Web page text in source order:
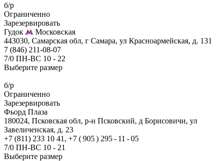
б/р
Ограниченно
Зарезервировать
Гудок
Московская
443030, Самарская обл, г Самара, ул Красноармейская, д. 131
7 (846) 211-08-07
7/0 ПН-ВС 10 - 22
Выберите размер
б/р
Ограниченно
Зарезервировать
Фьорд Плаза
180024, Псковская обл, р-н Псковский, д Борисовичи, ул
Завеличенская, д. 23
+7 (811) 233 10 41, +7 ( 905 ) 295 - 11 - 05
7/0 ПН-ВС 10 - 21
Выберите размер